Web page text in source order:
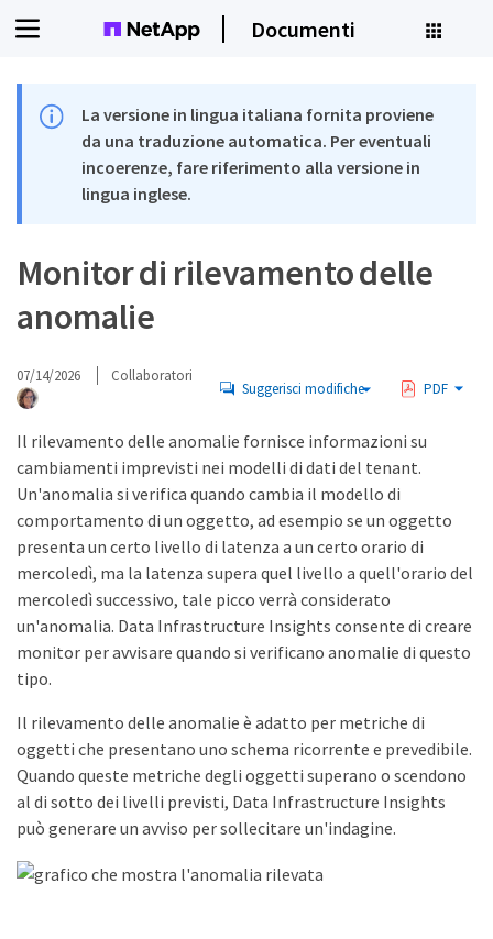
Documenti
La versione in lingua italiana fornita proviene
da una traduzione automatica. Per eventuali
incoerenze, fare riferimento alla versione in
lingua inglese.
Monitor di rilevamento delle
anomalie
07/14/2026 Collaboratori
Suggerisci modifiche PDF
Il rilevamento delle anomalie fornisce informazioni su
cambiamenti imprevisti nei modelli di dati del tenant.
Un'anomalia si verifica quando cambia il modello di
comportamento di un oggetto, ad esempio se un oggetto
presenta un certo livello di latenza a un certo orario di
mercoledì, ma la latenza supera quel livello a quell'orario del
mercoledì successivo, tale picco verrà considerato
un'anomalia. Data Infrastructure Insights consente di creare
monitor per avvisare quando si verificano anomalie di questo
tipo.
Il rilevamento delle anomalie è adatto per metriche di
oggetti che presentano uno schema ricorrente e prevedibile.
Quando queste metriche degli oggetti superano o scendono
al di sotto dei livelli previsti, Data Infrastructure Insights
può generare un avviso per sollecitare un'indagine.